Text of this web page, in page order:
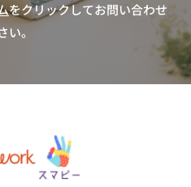
をクリックしてお問い合わせ
い。